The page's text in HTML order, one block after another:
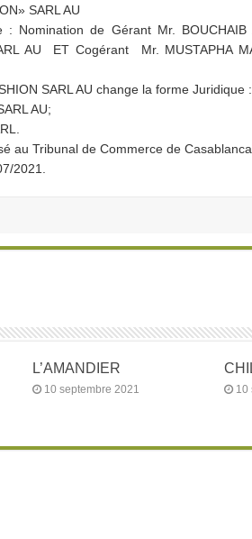
SARL AU
: Nomination de Gérant Mr. BOUCHAIB
AU ET Cogérant Mr. MUSTAPHA
SARL AU change la forme Juridique :
AU;
au Tribunal de Commerce de
2021.
L’AMANDIER
10 septembre 2021 10